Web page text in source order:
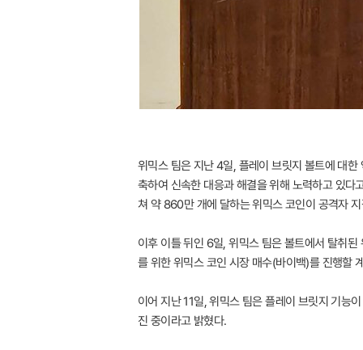
위믹스 팀은 지난 4일, 플레이 브릿지 볼트에 대
축하여 신속한 대응과 해결을 위해 노력하고 있
쳐 약 860만 개에 달하는 위믹스 코인이 공격자
이후 이틀 뒤인 6일, 위믹스 팀은 볼트에서 탈취
를 위한 위믹스 코인 시장 매수(바이백)를 진행할
이어 지난 11일, 위믹스 팀은 플레이 브릿지 기능
진 중이라고 밝혔다.